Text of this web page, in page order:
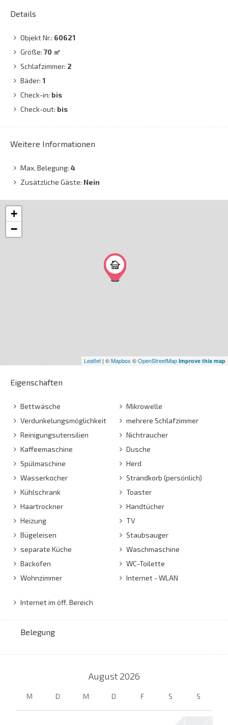
Details
Objekt Nr.: 60621
Größe: 70 ㎡
Schlafzimmer: 2
Bäder: 1
Check-in: bis
Check-out: bis
Weitere Informationen
Max. Belegung: 4
Zusätzliche Gäste: Nein
+
−
Leaflet | ©Mapbox ©OpenStreetMap Improve this map
Eigenschaften
Bettwäsche
Verdunkelungsmöglichkeit
Reinigungsutensilien
Kaffeemaschine
Spülmaschine
Wasserkocher
Kühlschrank
Haartrockner
Heizung
Bügeleisen
separate Küche
Backofen
Wohnzimmer
Mikrowelle
mehrere Schlafzimmer
Nichtraucher
Dusche
Herd
Strandkorb (persönlich)
Toaster
Handtücher
TV
Staubsauger
Waschmaschine
WC-Toilette
Internet - WLAN
Internet im öff. Bereich
Belegung
August 2026
M D M D F S S